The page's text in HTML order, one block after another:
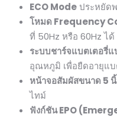
ECO Mode ประหยัด
โหมด Frequency
ที่ 50Hz หรือ 60Hz ได้
ระบบชาร์จแบตเตอรี่
อุณหภูมิ เพื่อยืดอายุแบ
หน้าจอสัมผัสขนาด 5
ไทม์
ฟังก์ชัน EPO